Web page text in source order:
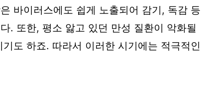
바이러스에도 쉽게 노출되어 감기, 독감 등
. 또한, 평소 앓고 있던 만성 질환이 악화될
도 하죠. 따라서 이러한 시기에는 적극적인